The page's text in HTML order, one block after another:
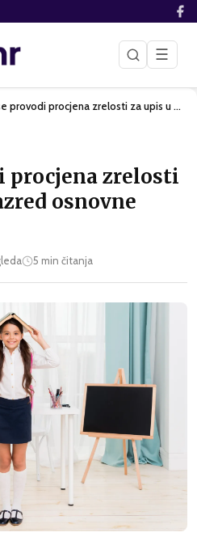
☰
Kako se provodi procjena zrelosti za upis u prvi razred osno…
procjena zrelosti
osnovne
5 min čitanja